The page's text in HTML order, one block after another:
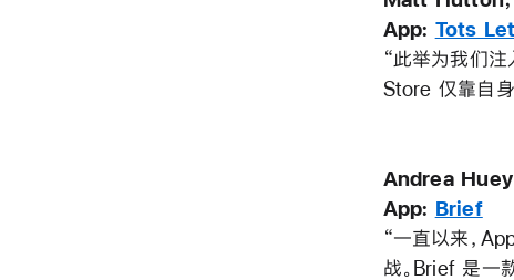
App: Tots
“此举为我们注
Store 仅靠自
Andrea Huey
App: Brief
“一直以来，
战。Brief 是一